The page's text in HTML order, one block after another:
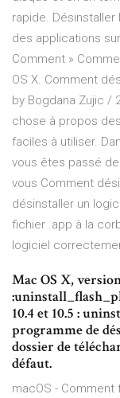
rapide.
des applications
Comment »
OS X. Comment
by Bogdana Zujic /
chose à propos
faciles à utiliser.
vous êtes passé
vous Comment
désinstaller un
fichier .app à la
logiciel
Mac OS X,
10.4 et 10.5 :
programme de
dossier de
défaut.
macOS - Comment